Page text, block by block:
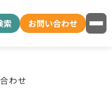
索 お問い合わせ
わせ